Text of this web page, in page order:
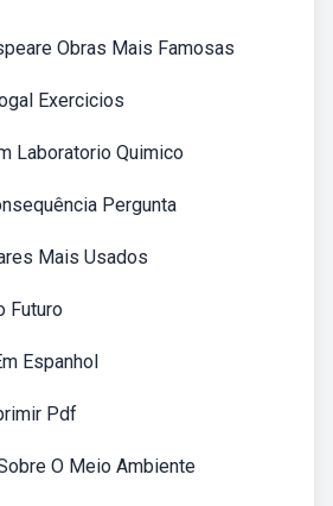
Obras Mais Famosas
Exercicios
Laboratorio Quimico
Pergunta
Mais Usados
Futuro
Espanhol
Pdf
O Meio Ambiente